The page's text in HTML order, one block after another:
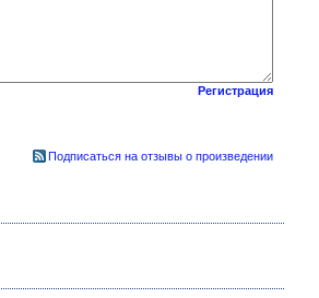
Регистрация
Подписаться на отзывы о произведении